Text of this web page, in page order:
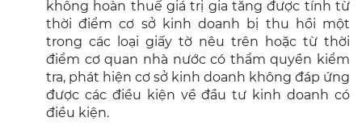
không hoàn thuế giá trị gia tăng được tính từ
thời điểm cơ sở kinh doanh bị thu hồi một
trong các loại giấy tờ nêu trên hoặc từ thời
điểm cơ quan nhà nước có thẩm quyền kiểm
tra, phát hiện cơ sở kinh doanh không đáp ứng
được các điều kiện về đầu tư kinh doanh có
điều kiện.